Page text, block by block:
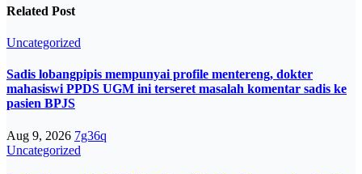
Related Post
Uncategorized
Sadis lobangpipis mempunyai profile mentereng, dokter
mahasiswi PPDS UGM ini terseret masalah komentar sadis ke
pasien BPJS
Aug 9, 2026 7g36q
Uncategorized